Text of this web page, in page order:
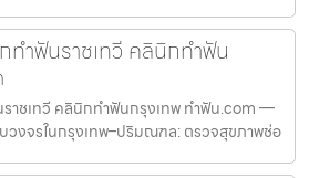
ทำฟันราชเทวี คลินิกทำฟัน
าชเทวี คลินิกทำฟันกรุงเทพ ทำฟัน.com —
งจรในกรุงเทพ–ปริมณฑล: ตรวจสุขภาพช่อ